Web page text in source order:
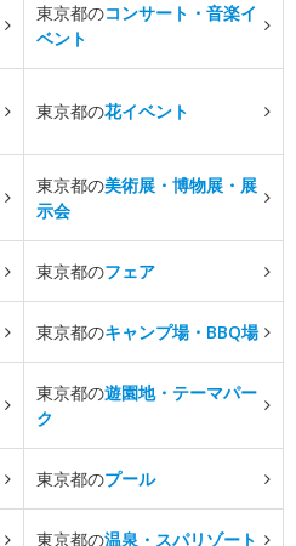
東京都のコンサート・音楽イ
ベント
東京都の花イベント
東京都の美術展・博物展・展
示会
東京都のフェア
東京都のキャンプ場・BBQ場
東京都の遊園地・テーマパー
ク
東京都のプール
東京都の温泉・スパリゾート